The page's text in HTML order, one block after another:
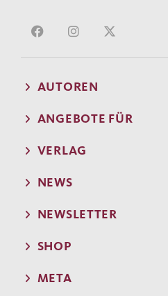
AUTOREN
ANGEBOTE FÜR
VERLAG
NEWS
NEWSLETTER
SHOP
META